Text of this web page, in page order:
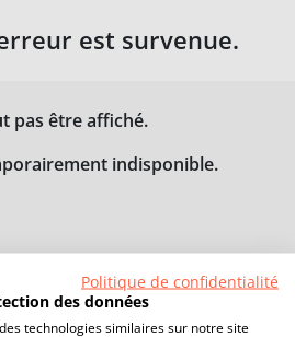
est survenue.
pas être affiché.
indisponible.
Politique de confidentialité
des données
technologies similaires sur notre site